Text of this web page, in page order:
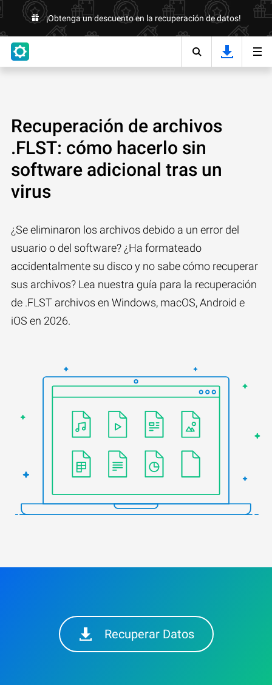
¡Obtenga un descuento en la recuperación de datos!
Recuperación de archivos
.FLST: cómo hacerlo sin
software adicional tras un
virus
¿Se eliminaron los archivos debido a un error del
usuario o del software? ¿Ha formateado
accidentalmente su disco y no sabe cómo recuperar
sus archivos? Lea nuestra guía para la recuperación
de .FLST archivos en Windows, macOS, Android e
iOS en 2026.
Recuperar Datos